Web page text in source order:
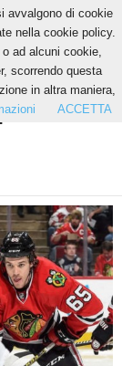
avvalgono di cookie
nella cookie policy.
ad alcuni cookie,
scorrendo questa
in altra maniera,
ACCETTA